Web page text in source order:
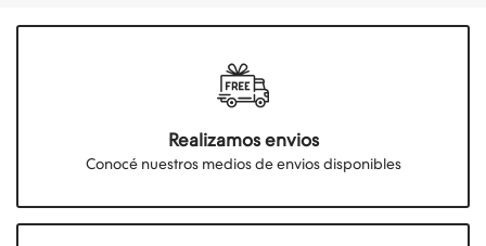
Realizamos envios
Conocé nuestros medios de envios disponibles